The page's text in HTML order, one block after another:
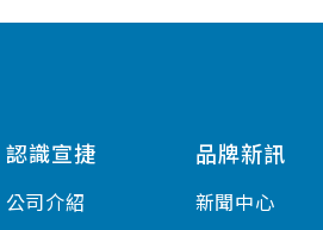
認識宣捷
公司介紹
品牌新訊
新聞中心